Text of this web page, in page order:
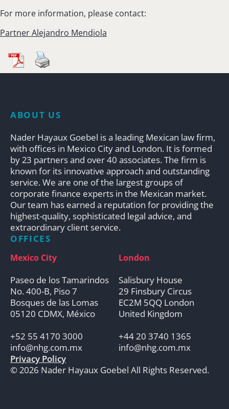
For more information, please contact:
Partner Alejandro Mendiola
ABOUT US
Nader Hayaux Goebel is a leading Mexican law firm,
with offices in Mexico City and London. It is formed
by 23 partners and over 40 associates. The firm is
known for its innovative approach and outstanding
service. We are one of the largest groups of
corporate finance experts in the Mexican market.
Our team has earned a reputation for providing the
highest-quality, sophisticated legal advice, and
extraordinary client service.
OFFICES
Mexico City
Paseo de los Tamarindos
No. 400-B, Piso 7
Bosques de las Lomas
05120 CDMX, México
+52 55 4170 3000
info@nhg.com.mx
London
Salisbury House
29 Finsbury Circus
EC2M 5QQ London
United Kingdom
+44 20 3740 1365
info@nhg.com.mx
Privacy Policy
© 2026 Nader Hayaux Goebel All Rights Reserved.